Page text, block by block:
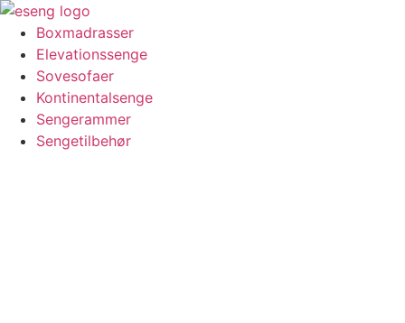
Videre
indhold
Boxmadrasser
Elevationssenge
Sovesofaer
Kontinentalsenge
Sengerammer
Sengetilbehør